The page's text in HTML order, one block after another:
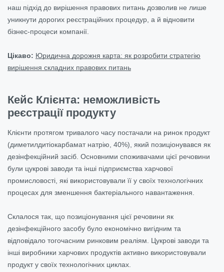
наш підхід до вирішення правових питань дозволив не лише
уникнути дорогих реєстраційних процедур, а й відновити
бізнес-процеси компанії.
Цікаво: Юридична дорожня карта: як розробити стратегію
вирішення складних правових питань
Кейс Клієнта: неможливість
реєстрації продукту
Клієнти протягом тривалого часу постачали на ринок продукт
(диметилдитіокарбамат натрію, 40%), який позиціонувався як
дезінфекційний засіб. Основними споживачами цієї речовини
були цукрові заводи та інші підприємства харчової
промисловості, які використовували її у своїх технологічних
процесах для зменшення бактеріального навантаження.
Склалося так, що позиціонування цієї речовини як
дезінфекційного засобу було економічно вигідним та
відповідало тогочасним ринковим реаліям. Цукрові заводи та
інші виробники харчових продуктів активно використовували
продукт у своїх технологічних циклах.